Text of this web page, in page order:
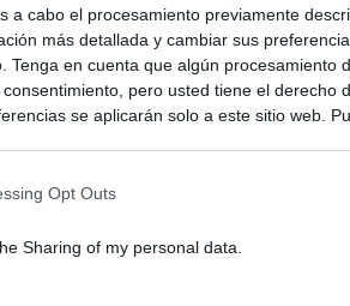
a cabo el procesamiento previamente
más detallada y cambiar sus
Tenga en cuenta que algún procesamiento
pero usted tiene el derecho
se aplicarán solo a este sitio web.
Opt Outs
Sharing of my personal data.